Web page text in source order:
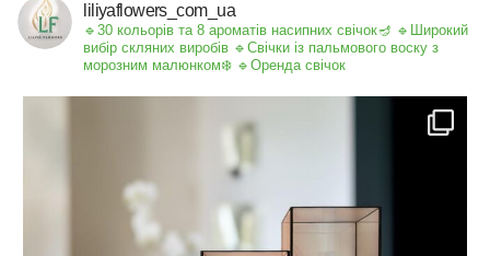
liliyaflowers_com_ua
🔹30 кольорів та 8 ароматів насипних свічок🪔 🔹Широкий
вибір скляних виробів 🔹Свічки із пальмового воску з
морозним малюнком❄️ 🔹Оренда свічок